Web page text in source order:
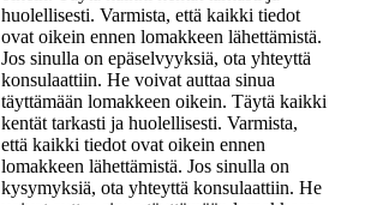
huolellisesti. Varmista, että kaikki tiedot
ovat oikein ennen lomakkeen lähettämistä.
Jos sinulla on epäselvyyksiä, ota yhteyttä
konsulaattiin. He voivat auttaa sinua
täyttämään lomakkeen oikein. Täytä kaikki
kentät tarkasti ja huolellisesti. Varmista,
että kaikki tiedot ovat oikein ennen
lomakkeen lähettämistä. Jos sinulla on
kysymyksiä, ota yhteyttä konsulaattiin. He